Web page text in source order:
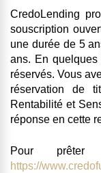
CredoLending
souscription
une durée de 5
ans. En
réservés. Vous
réservation de
Rentabilité et
réponse en cette
Pour
https://